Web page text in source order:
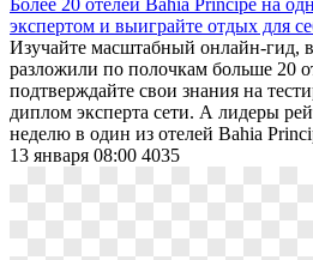
экспертом и выиграйте отдых для
Изучайте масштабный онлайн-гид,
разложили по полочкам больше 20
подтверждайте свои знания на
диплом эксперта сети. А лидеры
неделю в один из отелей Bahia
13 января 08:00 4035